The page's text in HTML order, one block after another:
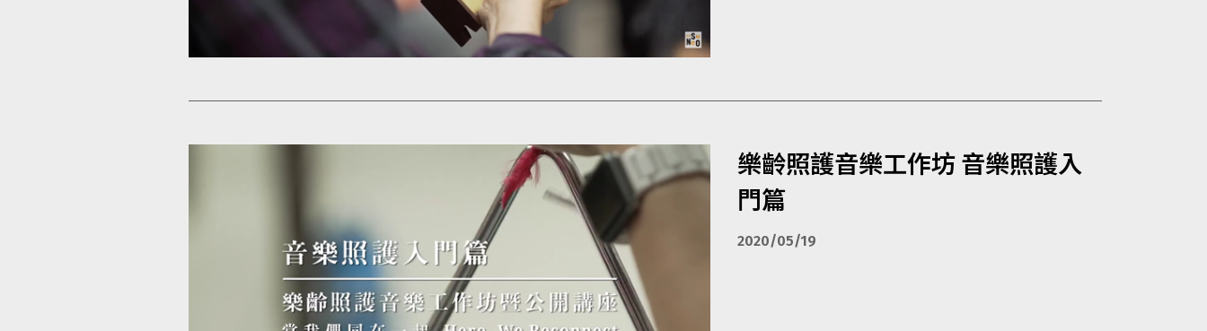
樂齡照護音樂工作坊 音樂照護入
門篇
2020/05/19